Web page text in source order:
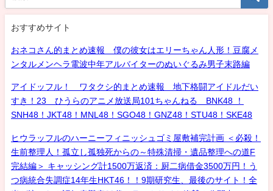
おすすめサイト
おネコさん的まとめ速報 僕の彼女はエリーちゃん人形！豆腐メ
ンタルメンヘラ電波中年アルバイターのぬいぐるみ男子末路編
アイドッフル！ ワタクシ的まとめ速報 地下格闘アイドルだい
すき！23 ひうらのアニメ放送局101ちゃんねる BNK48 ！
SNH48！JKT48！MNL48！SGO48！GNZ48！STU48！SKE48
ヒウラッフルのハーニーフィニッシュゴミ屋敷補完計画 ＜必殺！
生前整理人！孤立し孤独死からの～特殊清掃・遺品整理への道F
完結編＞ キャッシング計1500万返済：厨二病借金3500万円！う
つ病統合失調症14年生HKT46！！9期研究生、最後のサイト！全